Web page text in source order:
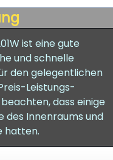
ist eine gute
und schnelle
den gelegentlichen
Leistungs-
dass einige
des Innenraums und
hatten.